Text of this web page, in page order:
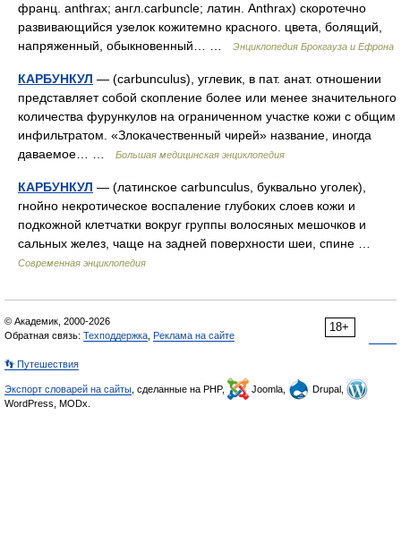
франц. anthrax; англ.carbuncle; латин. Anthrax) скоротечно
развивающийся узелок кожитемно красного. цвета, болящий,
напряженный, обыкновенный… …
Энциклопедия Брокгауза и Ефрона
КАРБУНКУЛ — (carbunculus), углевик, в пат. анат. отношении
представляет собой скопление более или менее значительного
количества фурункулов на ограниченном участке кожи с общим
инфильтратом. «Злокачественный чирей» название, иногда
даваемое… …
Большая медицинская энциклопедия
КАРБУНКУЛ — (латинское carbunculus, буквально уголек),
гнойно некротическое воспаление глубоких слоев кожи и
подкожной клетчатки вокруг группы волосяных мешочков и
сальных желез, чаще на задней поверхности шеи, спине …
Современная энциклопедия
18+
© Академик, 2000-2026
Обратная связь: Техподдержка Реклама на сайте
👣 Путешествия
Экспорт словарей на сайты , сделанные на PHP, Joomla,
Drupal,
WordPress, MODx.